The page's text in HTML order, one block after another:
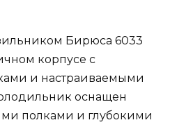
Бирюса 6033
корпусе с
и настраиваемыми
оснащен
полками и глубокими